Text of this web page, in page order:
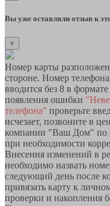
Вы уже оставляли отзыв к
×
Номер карты
стороне. Номер
вводится без 8 в
появления ошибки
телефона" проверьте
исчезает, позвоните в
компании "Ваш Дом" по
при необходимости
Внесения изменений в
необходимо назвать
следующий день после
привязать карту к
проверки и накопления